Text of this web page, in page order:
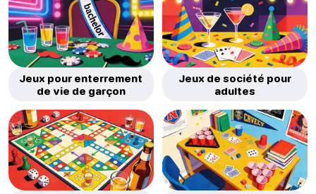
Jeux pour enterrement
de vie de garçon
Jeux de société pour
adultes